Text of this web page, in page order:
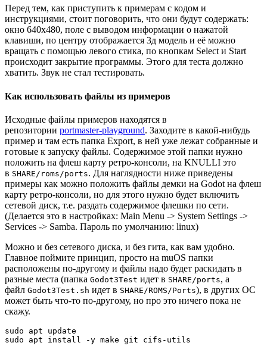
Перед тем, как приступить к примерам с кодом и
инструкциями, стоит поговорить, что они будут содержать:
окно 640x480, поле с выводом информации о нажатой
клавиши, по центру отображается 3д модель и её можно
вращать с помощью левого стика, по кнопкам Select и Start
происходит закрытие программы. Этого для теста должно
хватить. Звук не стал тестировать.
Как использовать файлы из примеров
Исходные файлы примеров находятся в
репозитории portmaster-playground. Заходите в какой-нибудь
пример и там есть папка Export, в ней уже лежат собранные и
готовые к запуску файлы. Содержимое этой папки нужно
положить на флеш карту ретро-консоли, на KNULLI это
в SHARE/roms/ports. Для наглядности ниже приведены
примеры как можно положить файлы демки на Godot на флеш
карту ретро-консоли, но для этого нужно будет включить
сетевой диск, т.е. раздать содержимое флешки по сети.
(Делается это в настройках: Main Menu -> System Settings ->
Services -> Samba. Пароль по умолчанию: linux)
Можно и без сетевого диска, и без гита, как вам удобно.
Главное поймите принцип, просто на muOS папки
расположены по-другому и файлы надо будет раскидать в
разные места (папка Godot3Test идет в SHARE/ports, а
файл Godot3Test.sh идет в SHARE/ROMS/Ports), в других ОС
может быть что-то по-другому, но про это ничего пока не
скажу.
sudo apt update
sudo apt install -y make git cifs-utils